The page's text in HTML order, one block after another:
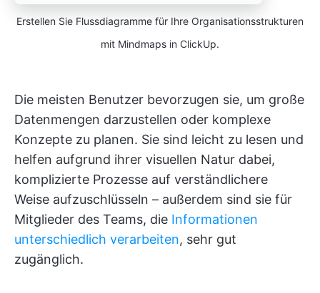
Erstellen Sie Flussdiagramme für Ihre Organisationsstrukturen
mit Mindmaps in ClickUp.
Die meisten Benutzer bevorzugen sie, um große
Datenmengen darzustellen oder komplexe
Konzepte zu planen. Sie sind leicht zu lesen und
helfen aufgrund ihrer visuellen Natur dabei,
komplizierte Prozesse auf verständlichere
Weise aufzuschlüsseln – außerdem sind sie für
Mitglieder des Teams, die Informationen
unterschiedlich verarbeiten, sehr gut
zugänglich.